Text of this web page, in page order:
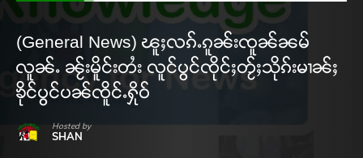
(General News) ၽူႈလၵ်ႉၵူၼ်းၸူၼ်ၼမ်
လူၼ်ႉ ၼႂ်းမိူင်းတႆး လူင်ပွင်ၸိုင်ႈတႂ်ႈသိုၵ်းမၢၼ်ႈ
ၶိုင်ပွင်ပၼ်ၸိူင်ႉႁိုဝ်
Hosted by
SHAN